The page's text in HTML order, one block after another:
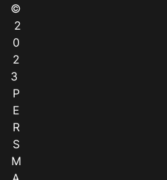
©
2
0
2
3
P
E
R
S
M